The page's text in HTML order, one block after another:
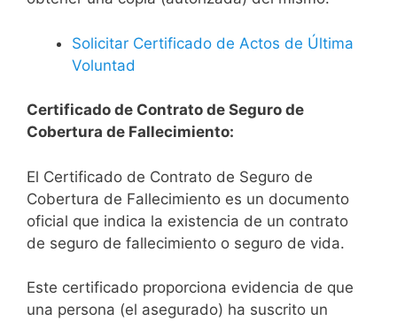
Solicitar Certificado de Actos de Última
Voluntad
Certificado de Contrato de Seguro de
Cobertura de Fallecimiento:
El Certificado de Contrato de Seguro de
Cobertura de Fallecimiento es un documento
oficial que indica la existencia de un contrato
de seguro de fallecimiento o seguro de vida.
Este certificado proporciona evidencia de que
una persona (el asegurado) ha suscrito un